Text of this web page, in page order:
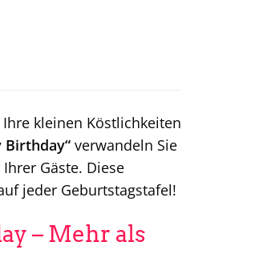
kleinen Köstlichkeiten
Birthday“ verwandeln Sie
Gäste. Diese
jeder Geburtstagstafel!
– Mehr als